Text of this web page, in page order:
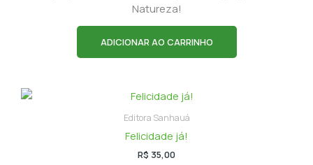
Natureza!
ADICIONAR AO CARRINHO
Editora Sanhauá
Felicidade já!
R$ 35,00